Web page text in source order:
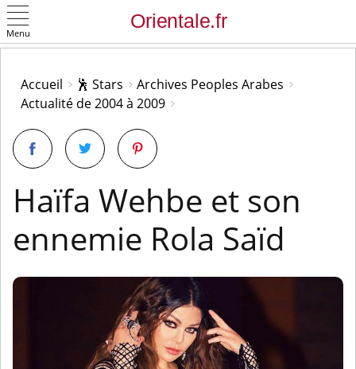
Menu
Accueil 🕺 Stars
Archives Peoples Arabes
Actualité de 2004 à 2009
Haïfa Wehbe et son
ennemie Rola Saïd